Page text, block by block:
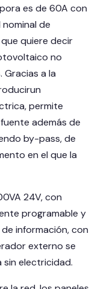
es de 60A con
de
quiere decir
no
a la
permite
además de
by-pass, de
en el que la
24V, con
programable y
información, con
externo se
sin electricidad.